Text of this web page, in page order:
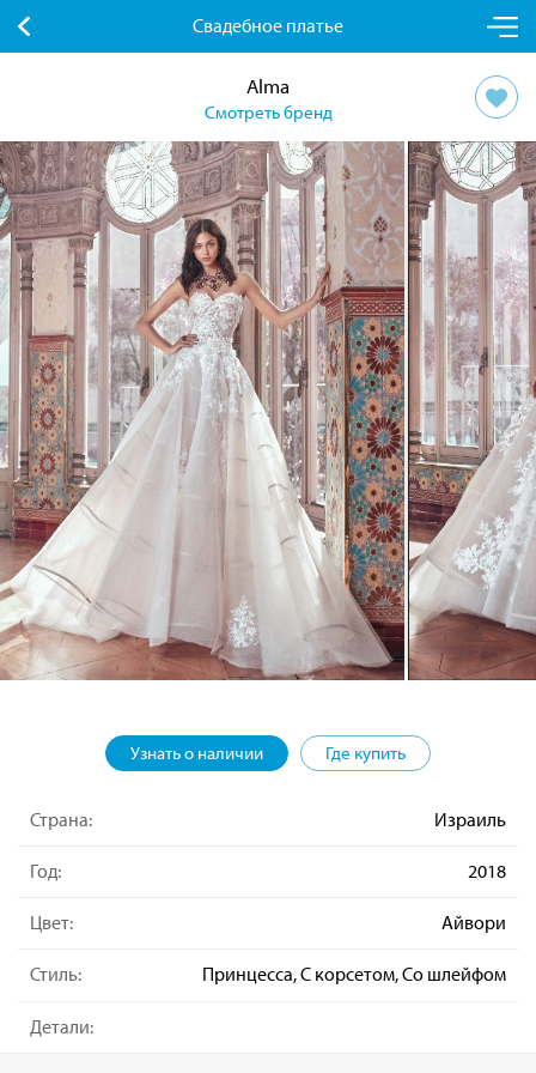
Свадебное платье
Alma
Смотреть бренд
Узнать о наличии Где купить
Страна: Израиль
Год: 2018
Цвет: Айвори
Стиль: Принцесса, С корсетом, Со шлейфом
Детали: